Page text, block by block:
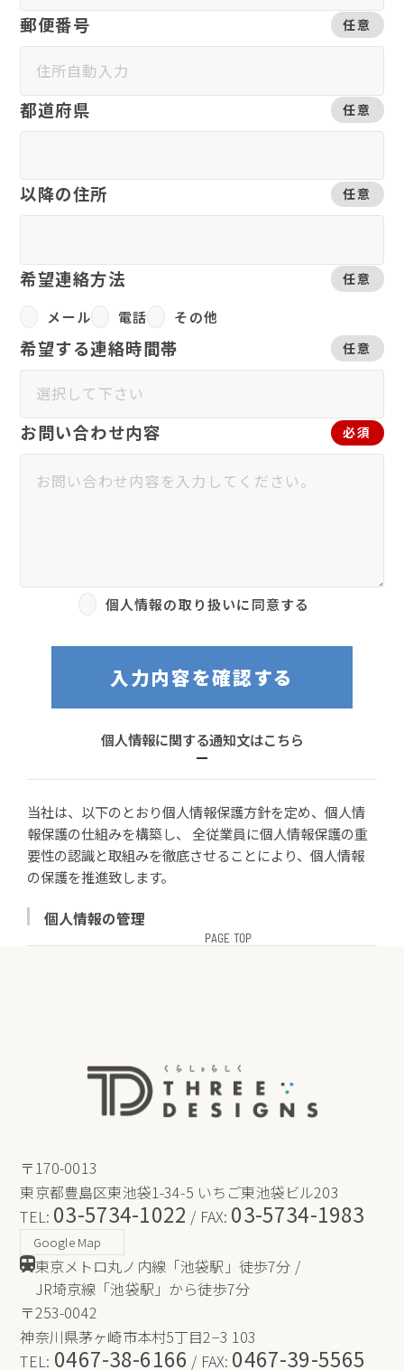
任意
郵便番号
任意
都道府県
任意
以降の住所
任意
希望連絡方法
メール 電話 その他
任意
希望する連絡時間帯
必須
お問い合わせ内容
個人情報の取り扱いに同意する
入力内容を確認する
個人情報に関する通知文はこちら
当社は、以下のとおり個人情報保護方針を定め、個人情
報保護の仕組みを構築し、 全従業員に個人情報保護の重
要性の認識と取組みを徹底させることにより、個人情報
の保護を推進致します。
個人情報の管理
当社は、お客さまの個人情報を正確かつ最新の状態に
を行ないます。
個人情報の利用目的
連絡や業務のご案内やご質問に対する回答として、電
子メールや資料のご送付に利用いたします。
個人情報の第三者への開示・提供の禁止
当社は、お客さまよりお預かりした個人情報を適切に
管理し、次のいずれかに該当する場合を除き、個人情
報を第三者に開示いたしません。 お客さまの同意が
ある場合 お客さまが希望されるサービスを行なうた
めに当社が業務を委託する業者に対して開示する場合
〒170-0013
東京都豊島区東池袋1-34-5 いちご東池袋ビル203
TEL: 03-5734-1022 / FAX: 03-5734-1983
Google Map
東京メトロ丸ノ内線「池袋駅」徒歩7分 /
JR埼京線「池袋駅」から徒歩7分
〒253-0042
神奈川県茅ヶ崎市本村5丁目2−3 103
TEL: 0467-38-6166 / FAX: 0467-39-5565
PAGE TOP